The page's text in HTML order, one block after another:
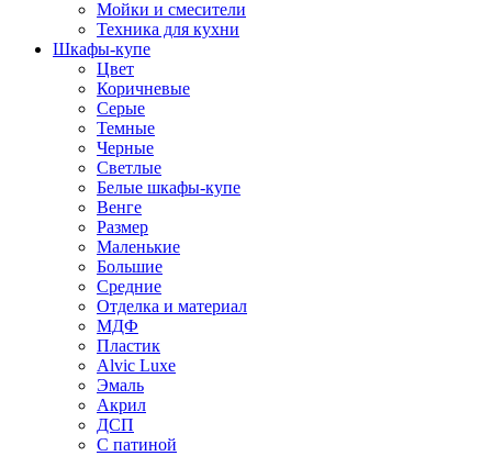
Мойки и смесители
Техника для кухни
Шкафы-купе
Цвет
Коричневые
Серые
Темные
Черные
Светлые
Белые шкафы-купе
Венге
Размер
Маленькие
Большие
Средние
Отделка и материал
МДФ
Пластик
Alvic Luxe
Эмаль
Акрил
ДСП
С патиной